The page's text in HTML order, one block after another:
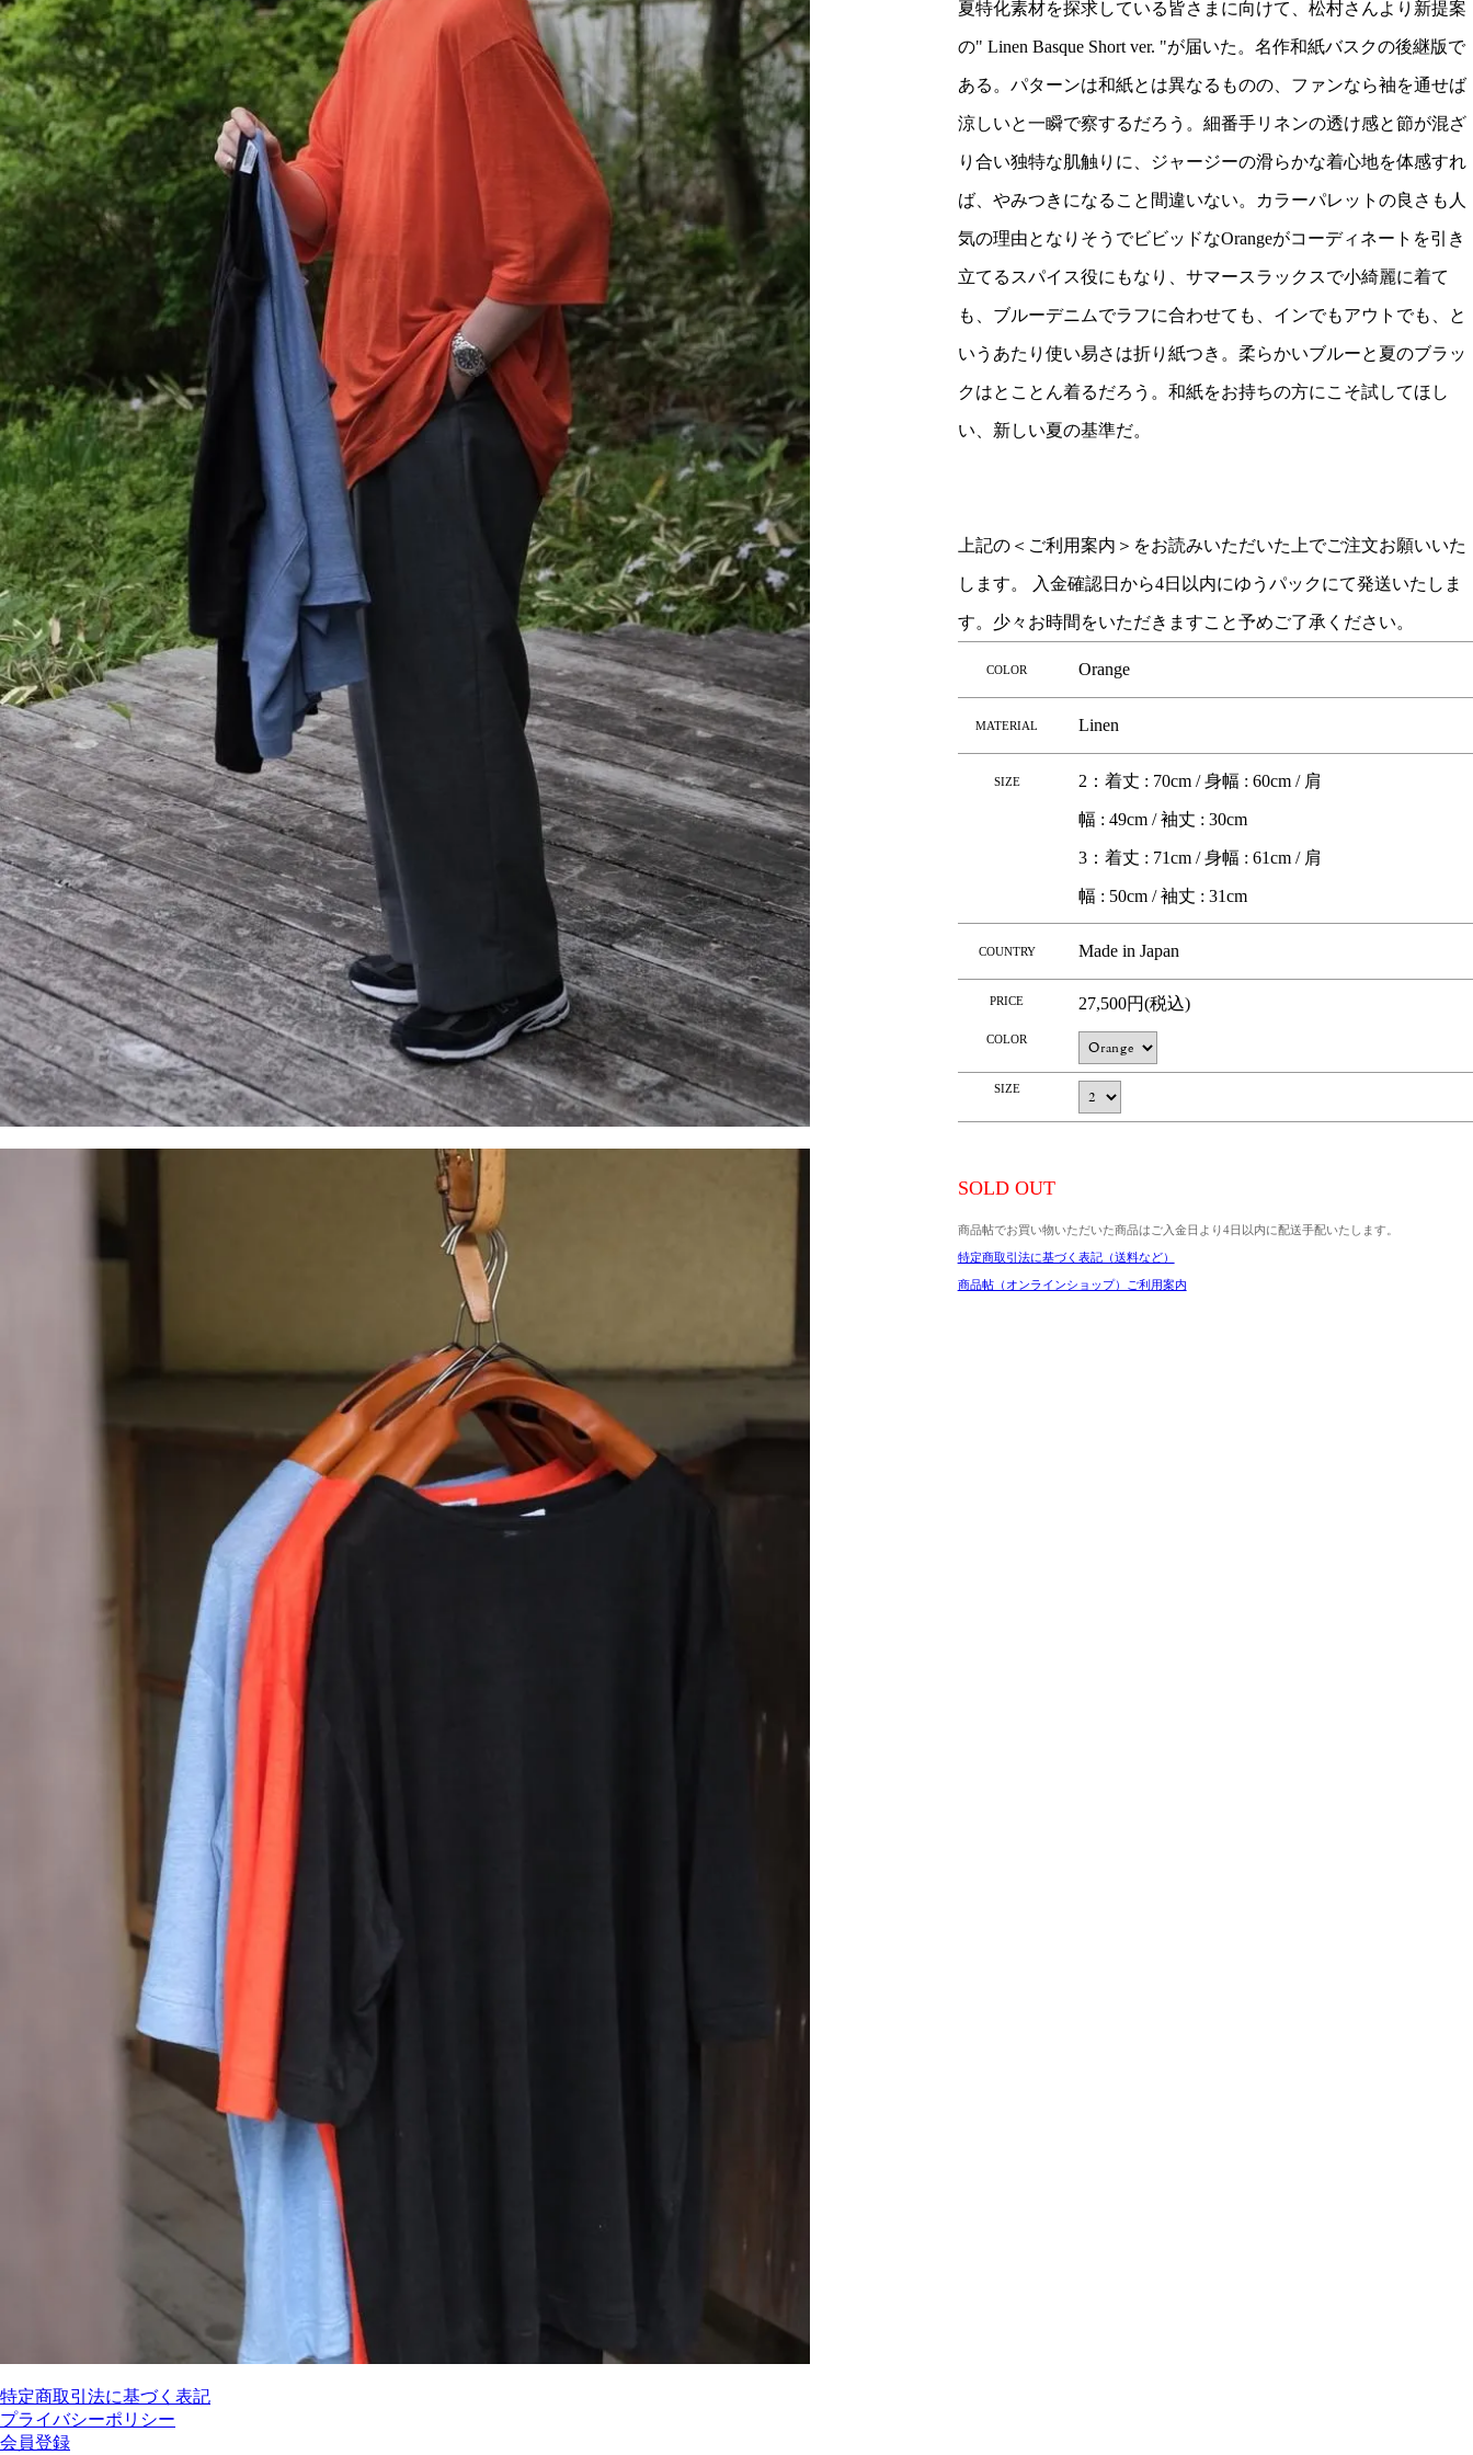
夏特化素材を探求している皆さまに向けて、松村さんより新提案
の" Linen Basque Short ver. "が届いた。名作和紙バスクの後継版で
ある。パターンは和紙とは異なるものの、ファンなら袖を通せば
涼しいと一瞬で察するだろう。細番手リネンの透け感と節が混ざ
り合い独特な肌触りに、ジャージーの滑らかな着心地を体感すれ
ば、やみつきになること間違いない。カラーパレットの良さも人
気の理由となりそうでビビッドなOrangeがコーディネートを引き
立てるスパイス役にもなり、サマースラックスで小綺麗に着て
も、ブルーデニムでラフに合わせても、インでもアウトでも、と
いうあたり使い易さは折り紙つき。柔らかいブルーと夏のブラッ
クはとことん着るだろう。和紙をお持ちの方にこそ試してほし
い、新しい夏の基準だ。
上記の＜ご利用案内＞をお読みいただいた上でご注文お願いいた
します。 入金確認日から4日以内にゆうパックにて発送いたしま
す。少々お時間をいただきますこと予めご了承ください。
COLOR Orange
MATERIAL Linen
SIZE 2：着丈 : 70cm / 身幅 : 60cm / 肩
幅 : 49cm / 袖丈 : 30cm
3：着丈 : 71cm / 身幅 : 61cm / 肩
幅 : 50cm / 袖丈 : 31cm
COUNTRY Made in Japan
PRICE 27,500円(税込)
COLOR
SIZE
SOLD OUT
商品帖でお買い物いただいた商品はご入金日より4日以内に配送手配いたします。
特定商取引法に基づく表記（送料など）
商品帖（オンラインショップ）ご利用案内
特定商取引法に基づく表記
プライバシーポリシー
会員登録